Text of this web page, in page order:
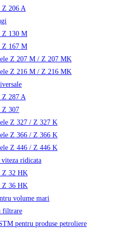
Z 206 A
Z 130 M
Z 167 M
Z 207 M / Z 207 MK
Z 216 M / Z 216 MK
Z 287 A
Z 307
Z 327 / Z 327 K
Z 366 / Z 366 K
Z 446 / Z 446 K
ridicata
Z 32 HK
Z 36 HK
volume mari
filtrare
pentru produse petroliere